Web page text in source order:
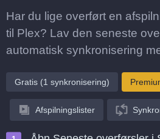
Har du lige overført en
til Plex? Lav den seneste
automatisk synkronisering
Gratis (1 synkronisering)
Afspilningslister